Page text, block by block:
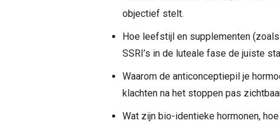
objectief stelt.
Hoe leefstijl en supplementen
SSRI’s in de luteale fase de juiste
Waarom de anticonceptiepil je
klachten na het stoppen pas
Wat zijn bio-identieke hormonen,